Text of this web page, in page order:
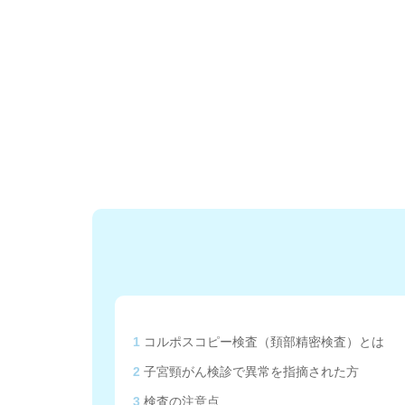
1 コルポスコピー検査（頚部精密検査）とは
2 子宮頸がん検診で異常を指摘された方
3 検査の注意点